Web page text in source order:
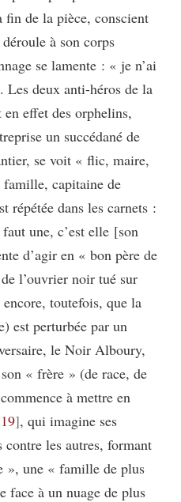
de la pièce, conscient
à son corps
se lamente : « je n’ai
Les deux anti-héros de la
effet des orphelins,
un succédané de
se voit « flic, maire,
famille, capitaine de
répétée dans les carnets :
une, c’est elle [son
d’agir en « bon père de
l’ouvrier noir tué sur
toutefois, que la
est perturbée par un
le Noir Alboury,
« frère » (de race, de
à mettre en
19 , qui imagine ses
contre les autres, formant
», une « famille de plus
face à un nuage de plus